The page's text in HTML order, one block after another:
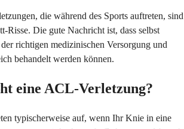
die während des Sports auftreten, sind
Risse. Die gute Nachricht ist, dass selbst
richtigen medizinischen Versorgung und
behandelt werden können.
eine ACL-Verletzung?
typischerweise auf, wenn Ihr Knie in eine